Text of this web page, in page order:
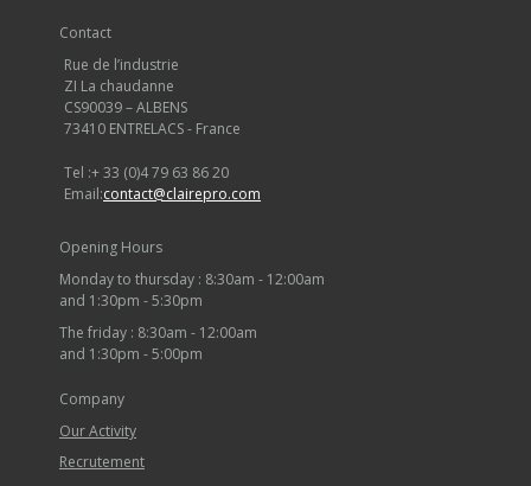
Contact
Rue de l’industrie
ZI La chaudanne
CS90039 – ALBENS
73410 ENTRELACS - France
Tel :+ 33 (0)4 79 63 86 20
Email:contact@clairepro.com
Opening Hours
Monday to thursday : 8:30am - 12:00am
and 1:30pm - 5:30pm
The friday : 8:30am - 12:00am
and 1:30pm - 5:00pm
Company
Our Activity
Recrutement